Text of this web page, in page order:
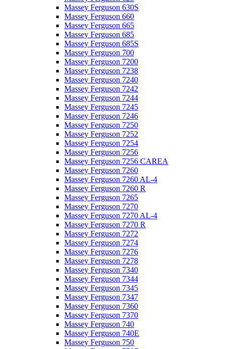
Massey Ferguson 630S
Massey Ferguson 660
Massey Ferguson 665
Massey Ferguson 685
Massey Ferguson 685S
Massey Ferguson 700
Massey Ferguson 7200
Massey Ferguson 7238
Massey Ferguson 7240
Massey Ferguson 7242
Massey Ferguson 7244
Massey Ferguson 7245
Massey Ferguson 7246
Massey Ferguson 7250
Massey Ferguson 7252
Massey Ferguson 7254
Massey Ferguson 7256
Massey Ferguson 7256 CAREA
Massey Ferguson 7260
Massey Ferguson 7260 AL-4
Massey Ferguson 7260 R
Massey Ferguson 7265
Massey Ferguson 7270
Massey Ferguson 7270 AL-4
Massey Ferguson 7270 R
Massey Ferguson 7272
Massey Ferguson 7274
Massey Ferguson 7276
Massey Ferguson 7278
Massey Ferguson 7340
Massey Ferguson 7344
Massey Ferguson 7345
Massey Ferguson 7347
Massey Ferguson 7360
Massey Ferguson 7370
Massey Ferguson 740
Massey Ferguson 740E
Massey Ferguson 750